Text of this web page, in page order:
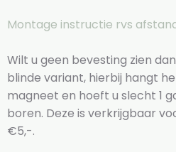
Montage instructie rvs
Wilt u geen bevesting zien
blinde variant, hierbij hangt
magneet en hoeft u slecht 1
boren. Deze is verkrijgbaar
€5,-.